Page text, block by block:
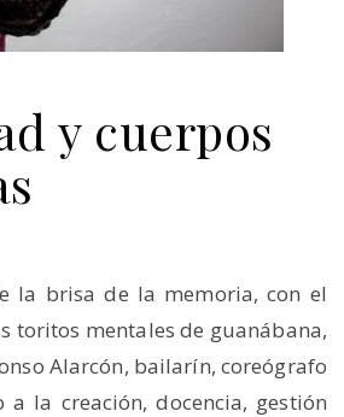
y cuerpos
la brisa de la memoria, con el
toritos mentales de guanábana,
Alarcón, bailarín, coreógrafo
la creación, docencia, gestión